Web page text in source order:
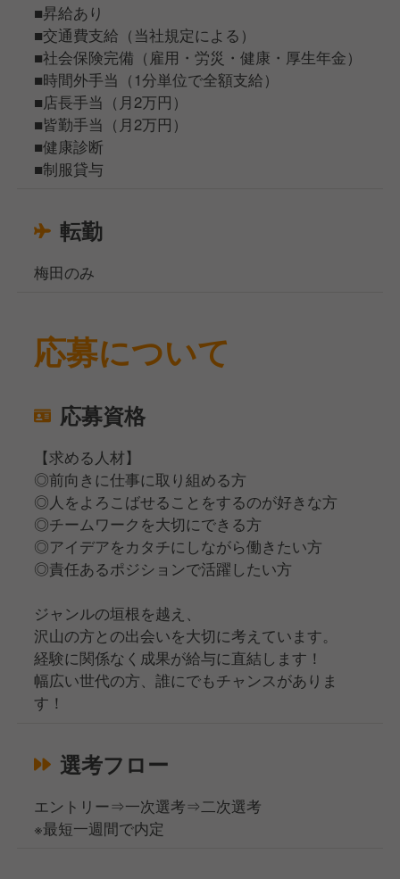
■昇給あり
■交通費⽀給（当社規定による）
■社会保険完備（雇⽤・労災・健康・厚⽣年⾦）
■時間外⼿当（1分単位で全額⽀給）
■店⻑⼿当（⽉2万円）
■皆勤手当（月2万円）
■健康診断
■制服貸与
転勤
梅田のみ
応募について
応募資格
【求める人材】
◎前向きに仕事に取り組める方
◎人をよろこばせることをするのが好きな方
◎チームワークを大切にできる方
◎アイデアをカタチにしながら働きたい方
◎責任あるポジションで活躍したい方
ジャンルの垣根を越え、
沢山の方との出会いを大切に考えています。
経験に関係なく成果が給与に直結します！
幅広い世代の方、誰にでもチャンスがありま
す！
選考フロー
エントリー⇒一次選考⇒二次選考
※最短一週間で内定